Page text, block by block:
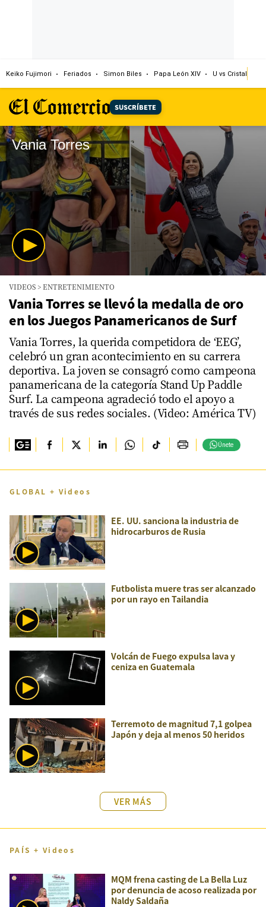
Keiko Fujimori Feriados Simon Biles Papa León XIV U vs Cristal
SUSCRÍBETE
Vania Torres
seconds
minute,
seconds
VIDEOS >ENTRETENIMIENTO
Vania Torres se llevó la medalla de oro
en los Juegos Panamericanos de Surf
Vania Torres, la querida competidora de ‘EEG’,
celebró un gran acontecimiento en su carrera
deportiva. La joven se consagró como campeona
panamericana de la categoría Stand Up Paddle
Surf. La campeona agradeció todo el apoyo a
través de sus redes sociales. (Video: América TV)
Únete
GLOBAL + Videos
EE. UU. sanciona la industria de
hidrocarburos de Rusia
Futbolista muere tras ser alcanzado
por un rayo en Tailandia
Volcán de Fuego expulsa lava y
ceniza en Guatemala
Terremoto de magnitud 7,1 golpea
Japón y deja al menos 50 heridos
VER MÁS
PAÍS + Videos
MQM frena casting de La Bella Luz
por denuncia de acoso realizada por
Naldy Saldaña